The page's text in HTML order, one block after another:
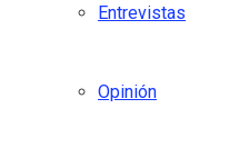
Entrevistas
Opinión